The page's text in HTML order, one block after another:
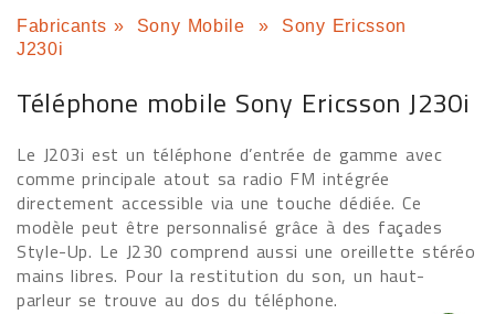
Fabricants » Sony Mobile »
Sony Ericsson
J230i
Téléphone mobile Sony Ericsson J230i
Le J203i est un téléphone d’entrée de gamme avec
comme principale atout sa radio FM intégrée
directement accessible via une touche dédiée. Ce
modèle peut être personnalisé grâce à des façades
Style-Up. Le J230 comprend aussi une oreillette stéréo
mains libres. Pour la restitution du son, un haut-
parleur se trouve au dos du téléphone.